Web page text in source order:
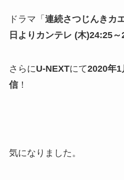
ドラマ「 連続さつじんきカ
日よりカンテレ (木)24:25
さらにU-NEXTにて2020年1
信！
気になりました。